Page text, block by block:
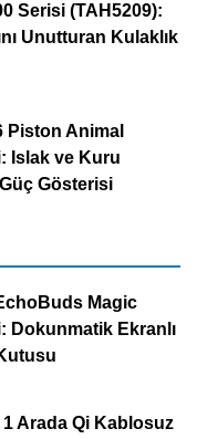
Serisi (TAH5209):
Unutturan Kulaklık
Piston Animal
Islak ve Kuru
Gösterisi
Magic
Dokunmatik Ekranlı
1 Arada Qi Kablosuz